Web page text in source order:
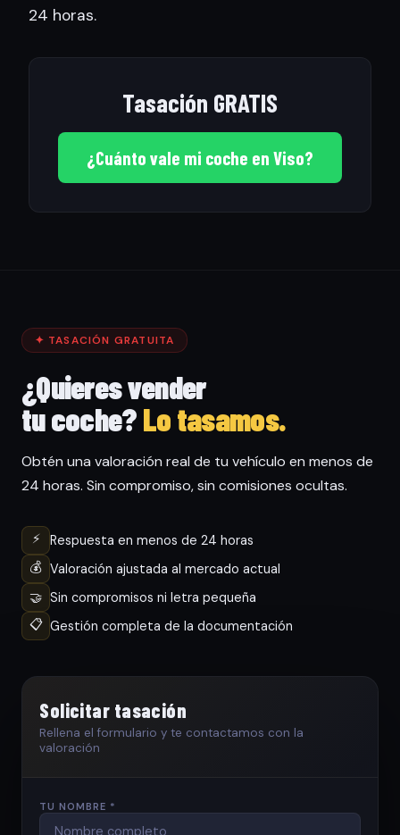
24 horas.
Tasación GRATIS
¿Cuánto vale mi coche en Viso?
✦ TASACIÓN GRATUITA
¿Quieres vender
tu coche?Lo tasamos.
Obtén una valoración real de tu vehículo en menos de
24 horas. Sin compromiso, sin comisiones ocultas.
⚡
Respuesta en menos de 24 horas
💰 Valoración ajustada al mercado actual
🤝 Sin compromisos ni letra pequeña
📋 Gestión completa de la documentación
Solicitar tasación
Rellena el formulario y te contactamos con la
valoración
TU NOMBRE *